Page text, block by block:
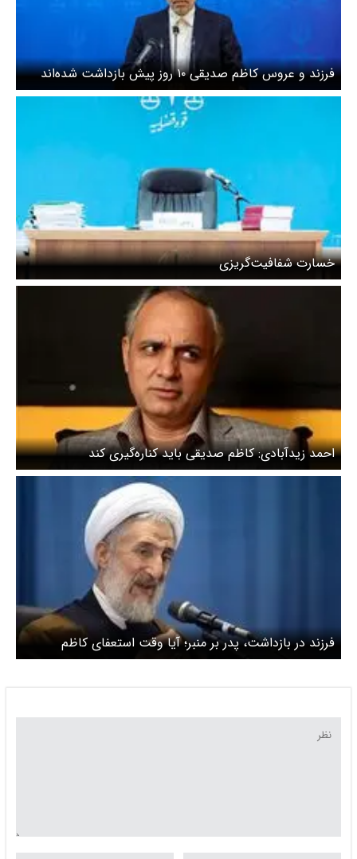
فرزند و عروس کاظم صدیقی ۱۰ روز پیش بازداشت شده‌اند
خسارت شفافیت‌گریزی
احمد زیدآبادی: کاظم صدیقی باید کناره‌گیری کند
فرزند در بازداشت، پدر بر منبر؛ آیا وقت استعفای کاظم
صدیقی نیست؟